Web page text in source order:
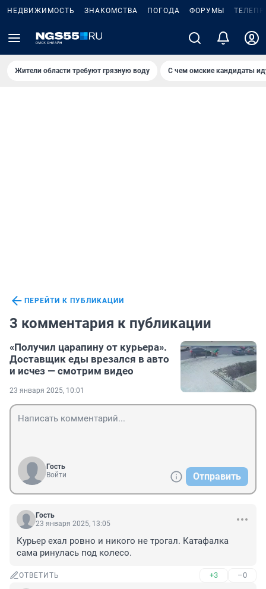
НЕДВИЖИМОСТЬ ЗНАКОМСТВА ПОГОДА ФОРУМЫ
Жители области требуют грязную воду С чем омские кандидаты
ПЕРЕЙТИ К ПУБЛИКАЦИИ
3 комментария к публикации
«Получил царапину от курьера».
Доставщик еды врезался в авто
и исчез — смотрим видео
23 января 2025, 10:01
Гость
Войти
Отправить
Гость
23 января 2025, 13:05
Курьер ехал ровно и никого не трогал. Катафалка
сама ринулась под колесо.
ОТВЕТИТЬ +3 –0